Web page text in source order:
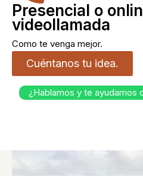
Presencial o
videollamada
Como te venga mejor.
Cuéntanos tu idea.
¿Hablamos y te ayudamos